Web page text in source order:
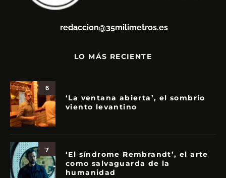
redaccion@35milimetros.es
LO MÁS RECIENTE
6
‘La ventana abierta’, el sombrío
viento levantino
7
‘El síndrome Rembrandt’, el arte
como salvaguarda de la
humanidad